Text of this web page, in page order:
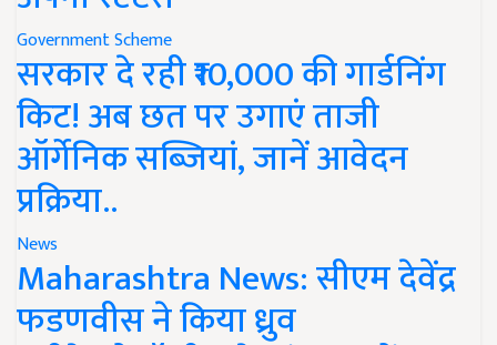
Government Scheme
सरकार दे रही ₹10,000 की गार्डनिंग
किट! अब छत पर उगाएं ताजी
ऑर्गेनिक सब्जियां, जानें आवेदन
प्रक्रिया..
News
Maharashtra News: सीएम देवेंद्र
फडणवीस ने किया ध्रुव